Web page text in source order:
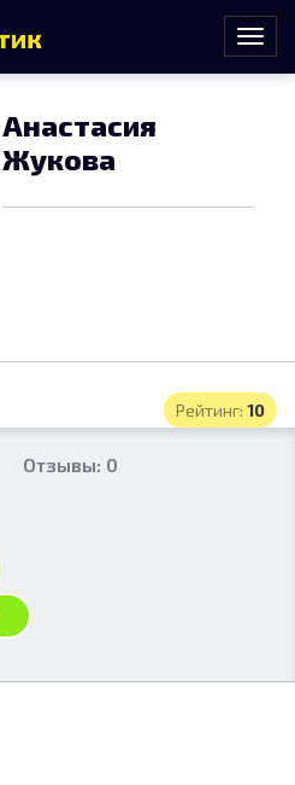
Анастасия
Жукова
Рейтинг: 10
Отзывы: 0